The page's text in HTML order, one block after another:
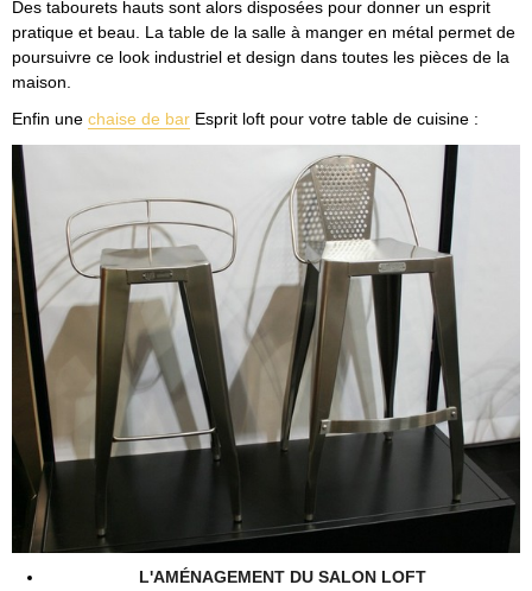
Des tabourets hauts sont alors disposées pour donner un esprit
pratique et beau. La table de la salle à manger en métal permet de
poursuivre ce look industriel et design dans toutes les pièces de la
maison.
Enfin une chaise de bar Esprit loft pour votre table de cuisine :
L'AMÉNAGEMENT DU SALON LOFT